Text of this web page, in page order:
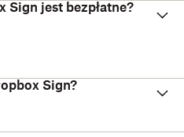
Sign jest bezpłatne?
Sign?